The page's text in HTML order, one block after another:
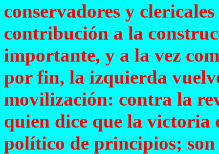
conservadores y
contribución a la
importante, y a la vez
por fin, la izquierda
movilización: contra la
quien dice que la victoria
político de principios;